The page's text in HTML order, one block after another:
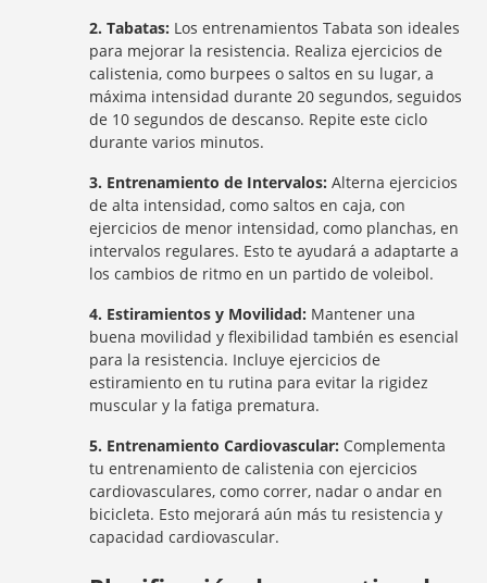
2. Tabatas: Los entrenamientos Tabata son ideales
para mejorar la resistencia. Realiza ejercicios de
calistenia, como burpees o saltos en su lugar, a
máxima intensidad durante 20 segundos, seguidos
de 10 segundos de descanso. Repite este ciclo
durante varios minutos.
3. Entrenamiento de Intervalos: Alterna ejercicios
de alta intensidad, como saltos en caja, con
ejercicios de menor intensidad, como planchas, en
intervalos regulares. Esto te ayudará a adaptarte a
los cambios de ritmo en un partido de voleibol.
4. Estiramientos y Movilidad: Mantener una
buena movilidad y flexibilidad también es esencial
para la resistencia. Incluye ejercicios de
estiramiento en tu rutina para evitar la rigidez
muscular y la fatiga prematura.
5. Entrenamiento Cardiovascular: Complementa
tu entrenamiento de calistenia con ejercicios
cardiovasculares, como correr, nadar o andar en
bicicleta. Esto mejorará aún más tu resistencia y
capacidad cardiovascular.